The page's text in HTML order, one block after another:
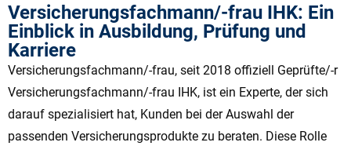
Versicherungsfachmann/-frau IHK: Ein
Einblick in Ausbildung, Prüfung und
Karriere
Versicherungsfachmann/-frau, seit 2018 offiziell Geprüfte/-r
Versicherungsfachmann/-frau IHK, ist ein Experte, der sich
darauf spezialisiert hat, Kunden bei der Auswahl der
passenden Versicherungsprodukte zu beraten. Diese Rolle